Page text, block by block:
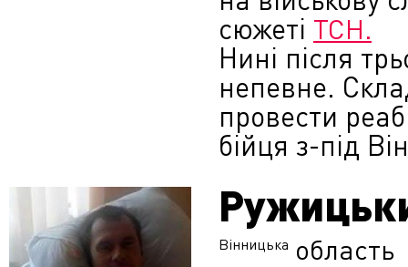
сюжеті ТСН.
Нині після
непевне.
провести
бійця з-під
Вінницька область